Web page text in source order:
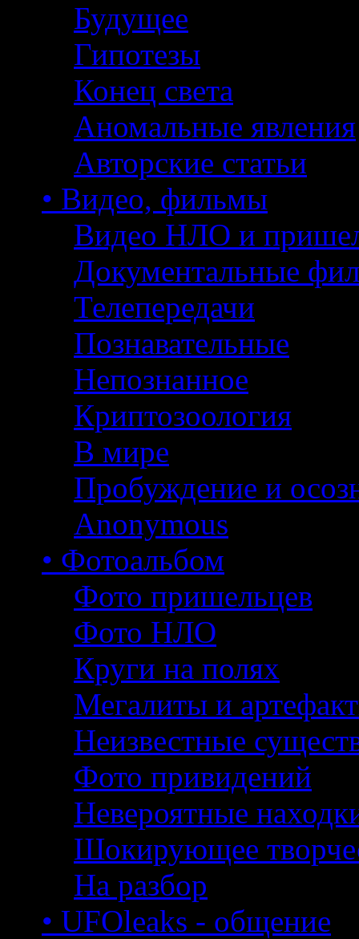
Будущее
Гипотезы
Конец света
Аномальные явления
Авторские статьи
• Видео, фильмы
Видео НЛО и
Документальные
Телепередачи
Познавательные
Непознанное
Криптозоология
В мире
Пробуждение и
Anonymous
• Фотоальбом
Фото пришельцев
Фото НЛО
Круги на полях
Мегалиты и
Неизвестные
Фото привидений
Невероятные
Шокирующее
На разбор
• UFOleaks - общение